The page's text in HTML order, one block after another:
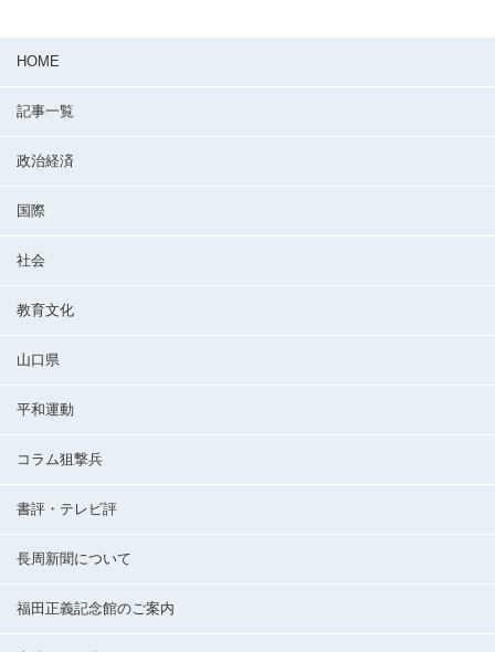
HOME
記事一覧
政治経済
国際
社会
教育文化
山口県
平和運動
コラム狙撃兵
書評・テレビ評
長周新聞について
福田正義記念館のご案内